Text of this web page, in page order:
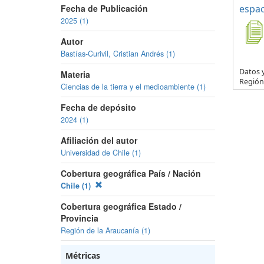
Fecha de Publicación
2025 (1)
Autor
Bastías-Curivil, Cristian Andrés (1)
Materia
Ciencias de la tierra y el medioambiente (1)
Fecha de depósito
2024 (1)
Afiliación del autor
Universidad de Chile (1)
Cobertura geográfica País / Nación
Chile (1)
Cobertura geográfica Estado /
Provincia
Región de la Araucanía (1)
Métricas
Datos